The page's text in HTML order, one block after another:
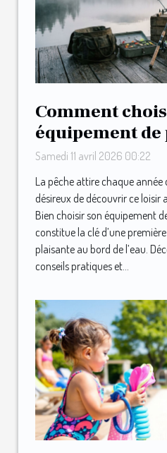
Comment
équipement de
débutants ?
Samedi 11 avril 2026 00:22
La pêche attire chaque
désireux de découvrir ce loisir
Bien choisir son équipement
constitue la clé d’une
plaisante au bord de l’eau.
conseils pratiques et...